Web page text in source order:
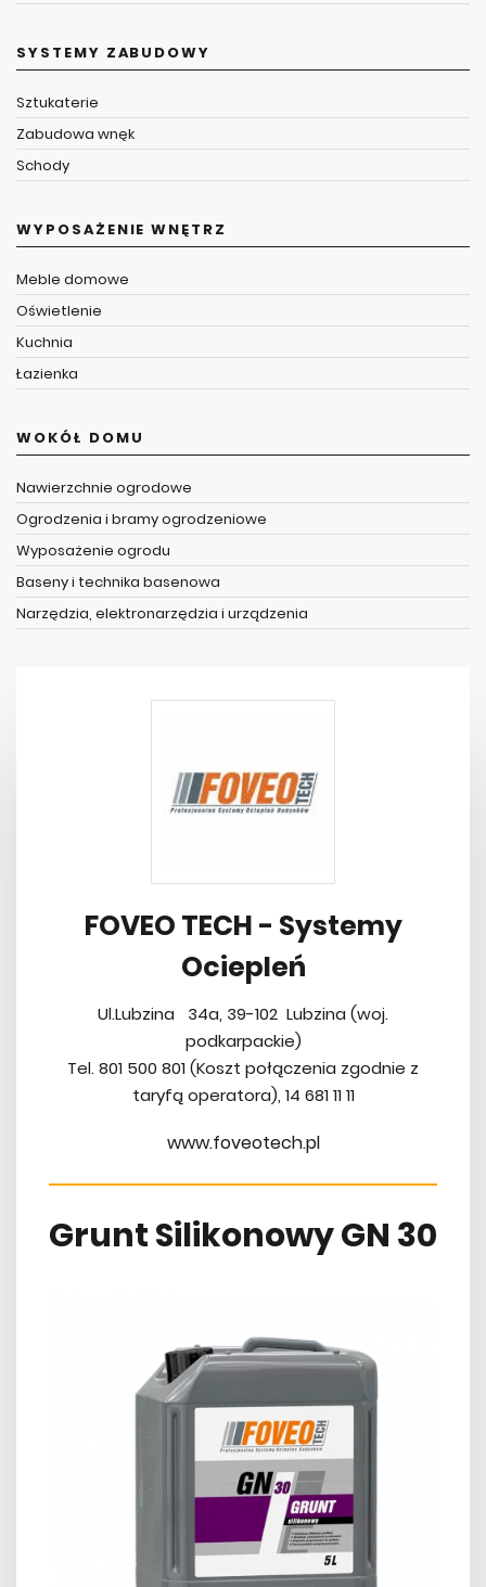
SYSTEMY ZABUDOWY
Sztukaterie
Zabudowa wnęk
Schody
WYPOSAŻENIE WNĘTRZ
Meble domowe
Oświetlenie
Kuchnia
Łazienka
WOKÓŁ DOMU
Nawierzchnie ogrodowe
Ogrodzenia i bramy ogrodzeniowe
Wyposażenie ogrodu
Baseny i technika basenowa
Narzędzia, elektronarzędzia i urządzenia
FOVEO TECH - Systemy
Ociepleń
Ul.Lubzina 34a, 39-102 Lubzina (woj.
podkarpackie)
Tel. 801 500 801 (Koszt połączenia zgodnie z
taryfą operatora), 14 681 11 11
www.foveotech.pl
Grunt Silikonowy GN 30